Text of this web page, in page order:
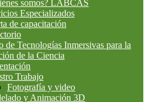
somos? LABCAS
Especializados
de capacitación
de Tecnologías Inmersivas para la
de la Ciencia
Trabajo
Fotografía y video
y Animación 3D